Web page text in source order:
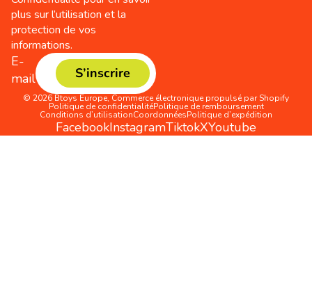
plus sur l’utilisation et la
protection de vos
informations.
E-
mail
S’inscrire
© 2026 Btoys Europe, Commerce électronique propulsé par Shopify
Politique de confidentialitéPolitique de remboursement
Conditions d’utilisationCoordonnéesPolitique d’expédition
FacebookInstagramTiktokXYoutube